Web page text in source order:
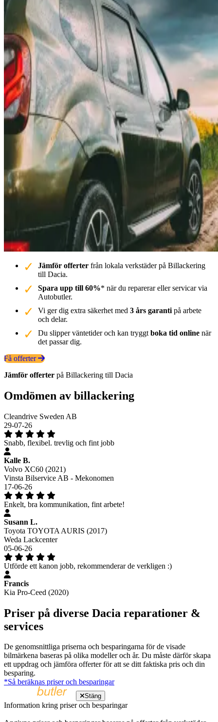
Jämför offerter från lokala verkstäder på Billackering
till Dacia.
Spara upp till 60%* när du reparerar eller servicar via
Autobutler.
Vi ger dig extra säkerhet med 3 års garanti på arbete
och delar.
Du slipper väntetider och kan tryggt boka tid online när
det passar dig.
Få offerter
Jämför offerter på Billackering till Dacia
Omdömen av billackering
Cleandrive Sweden AB
29-07-26
Snabb, flexibel. trevlig och fint jobb
Kalle B.
Volvo XC60 (2021)
Vinsta Bilservice AB - Mekonomen
17-06-26
Enkelt, bra kommunikation, fint arbete!
Susann L.
Toyota TOYOTA AURIS (2017)
Weda Lackcenter
05-06-26
Utförde ett kanon jobb, rekommenderar de verkligen :)
Francis
Kia Pro-Ceed (2020)
Priser på diverse Dacia reparationer &
services
De genomsnittliga priserna och besparingarna för de visade
bilmärkena baseras på olika modeller och år. Du måste därför skapa
ett uppdrag och jämföra offerter för att se ditt faktiska pris och din
besparing.
*Så beräknas priser och besparingar
Stäng
Information kring priser och besparingar